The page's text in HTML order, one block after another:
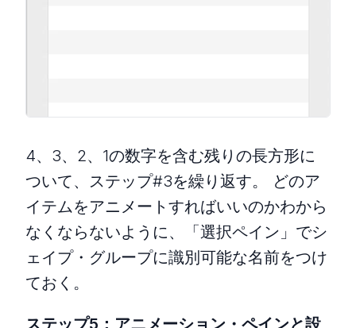
4、3、2、1の数字を含む残りの長方形に
ついて、ステップ#3を繰り返す。 どのア
イテムをアニメートすればいいのかわから
なくならないように、「選択ペイン」でシ
ェイプ・グループに識別可能な名前をつけ
ておく。